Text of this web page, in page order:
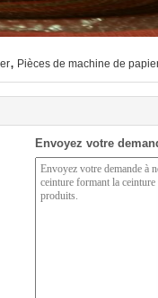
, Pièces de machine de
Envoyez votre